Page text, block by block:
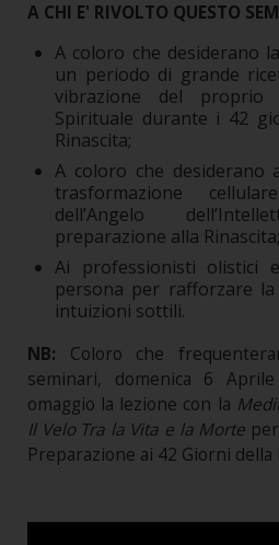
A CHI E' RIVOLTO QUESTO
A coloro che desiderano
un periodo di grande
vibrazione del proprio
Spirituale durante i 42
Rinascita;
A coloro che desiderano
trasformazione
dell’Angelo
preparazione alla Rinascita;
Ai professionisti olistici
persona per rafforzare
intuizioni sottili.
NB: Coloro che
seminari, domenica 6
omaggio la lezione con la
Il Velo Tra la Vita e la Morte
Preparazione ai 42 Giorni della